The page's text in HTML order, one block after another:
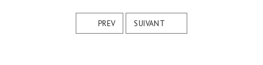
PREV SUIVANT